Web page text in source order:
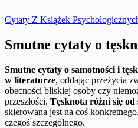
Cytaty Z Książek
Smutne cytaty o
Smutne cytaty o samotności i
w literaturze, oddając przeżycia
obecności bliskiej osoby czy
przeszłości. Tęsknota różni się od
skierowana jest na coś
czegoś szczególnego.